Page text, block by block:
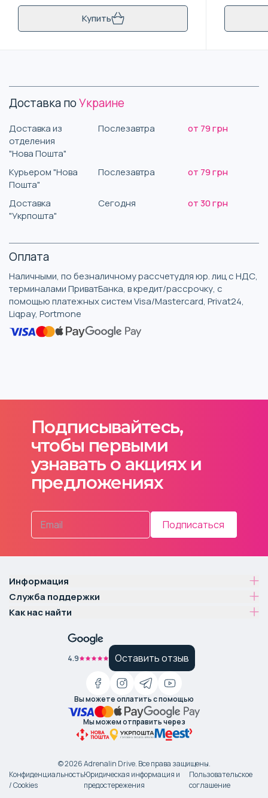
Купить
Доставка поУкраине
Доставка из
отделения
"Нова Пошта"
Послезавтра от 79 грн
Курьером "Нова
Пошта"
Послезавтра от 79 грн
Доставка
"Укрпошта"
Сегодня от 30 грн
Оплата
Наличными, по безналичному рассчетудля юр. лиц с НДС,
терминалами ПриватБанка, в кредит/рассрочку, с
помощью платежных систем Visa/Mastercard, Privat24,
Liqpay, Portmone
Подписывайтесь,
чтобы первыми
узнавать о акциях и
предложениях
Подписаться
Информация
Служба поддержки
Как нас найти
4.9 Оставить отзыв
Вы можете оплатить с помощью
Мы можем отправить через
©2026Adrenalin Drive. Все права защищены.
Конфиденциальность
/ Cookies
Юридическая информация и
предостережения
Пользовательское
соглашение